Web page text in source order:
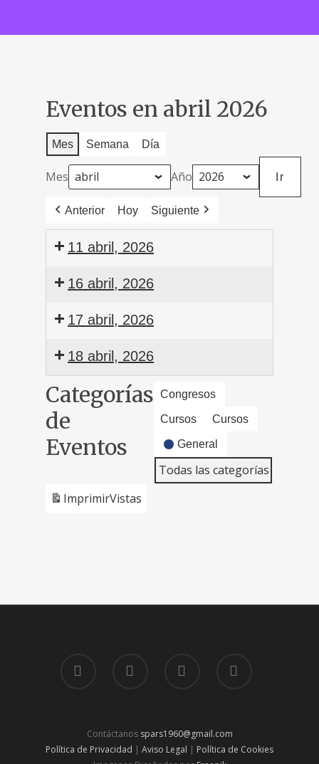
Eventos en abril 2026
Mes Semana Día
Mes Año
Anterior Hoy Siguiente
11 abril, 2026
Reunión
Sociedad
Pediatría
Aragón,
La
y
16 abril, 2026
XLVII
Reunión
de
Española
de
Neumología
Pediátrica
17 abril, 2026
XLVII
Reunión
de
la
Sociedad
Española
de
Pediátrica
(SENP)
18 abril, 2026
XLVII
Reunión
de
la
Sociedad
de
Neumología
Categorías
de
Eventos
Congresos
Cursos Cursos
General
Todas las categorías
ImprimirVistas
Contáctanos spars1960@gmail.com
Política de Privacidad | Aviso Legal | Política de Cookies